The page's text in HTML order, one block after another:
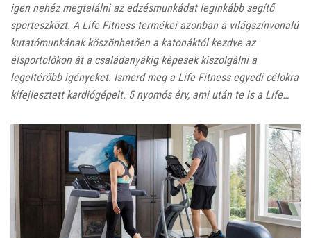
igen nehéz megtalálni az edzésmunkádat leginkább segítő
sporteszközt. A Life Fitness termékei azonban a világszínvonalú
kutatómunkának köszönhetően a katonáktól kezdve az
élsportolókon át a családanyákig képesek kiszolgálni a
legeltérőbb igényeket. Ismerd meg a Life Fitness egyedi célokra
kifejlesztett kardiógépeit. 5 nyomós érv, ami után te is a Life…